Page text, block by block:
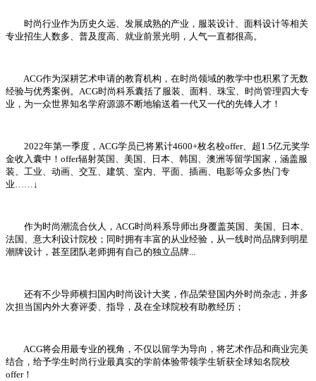
时尚行业作为历史久远、发展成熟的产业，服装设计、面料设计等相关
专业招生人数多、普及度高、就业前景光明，人气一直都很高。
ACG作为深耕艺术申请的教育机构，在时尚领域的教学中也积累了无数
经验与优秀案例。ACG时尚科系囊括了服装、面料、珠宝、时尚管理四大专
业，为一众世界知名学府源源不断地输送着一代又一代的先锋人才！
2022年第一季度，ACG学员已将累计4600+枚名校offer、超1.5亿元奖学
金收入囊中！offer辐射英国、美国、日本、韩国、澳洲等留学国家，涵盖服
装、工业、动画、交互、建筑、室内、平面、插画、电影等众多热门专
业……↓
作为时尚潮流合伙人，ACG时尚科系导师出身覆盖英国、美国、日本、
法国、意大利设计院校；同时拥有丰富的从业经验，从一线时尚品牌到明星
潮牌设计，甚至团队老师拥有自己的独立品牌...
还有不少导师横扫国内时尚设计大奖，作品荣登国内外时尚杂志，并多
次担当国内外大赛评委、指导，及在全球院校有助教经历；
ACG将会用最专业的视角，不仅以留学为导向，将艺术作品和商业完美
结合，给予学生时尚行业最真实的学前体验带领学生斩获全球知名院校
offer！